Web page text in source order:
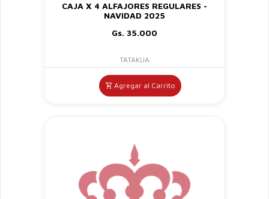
CAJA X 4 ALFAJORES REGULARES -
NAVIDAD 2025
Gs. 35.000
TATAKUA
Agregar al Carrito